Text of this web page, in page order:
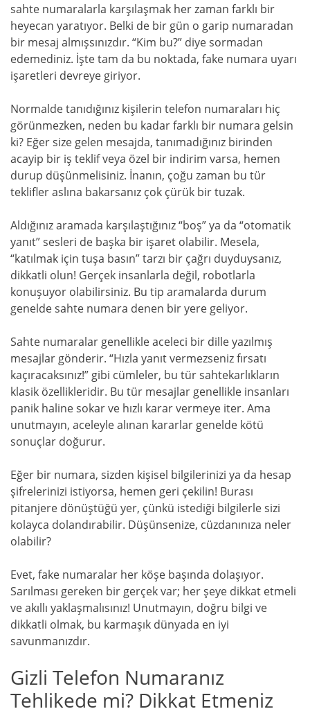
sahte numaralarla karşılaşmak her zaman farklı bir
heyecan yaratıyor. Belki de bir gün o garip numaradan
bir mesaj almışsınızdır. “Kim bu?” diye sormadan
edemediniz. İşte tam da bu noktada, fake numara uyarı
işaretleri devreye giriyor.
Normalde tanıdığınız kişilerin telefon numaraları hiç
görünmezken, neden bu kadar farklı bir numara gelsin
ki? Eğer size gelen mesajda, tanımadığınız birinden
acayip bir iş teklif veya özel bir indirim varsa, hemen
durup düşünmelisiniz. İnanın, çoğu zaman bu tür
teklifler aslına bakarsanız çok çürük bir tuzak.
Aldığınız aramada karşılaştığınız “boş” ya da “otomatik
yanıt” sesleri de başka bir işaret olabilir. Mesela,
“katılmak için tuşa basın” tarzı bir çağrı duyduysanız,
dikkatli olun! Gerçek insanlarla değil, robotlarla
konuşuyor olabilirsiniz. Bu tip aramalarda durum
genelde sahte numara denen bir yere geliyor.
Sahte numaralar genellikle aceleci bir dille yazılmış
mesajlar gönderir. “Hızla yanıt vermezseniz fırsatı
kaçıracaksınız!” gibi cümleler, bu tür sahtekarlıkların
klasik özellikleridir. Bu tür mesajlar genellikle insanları
panik haline sokar ve hızlı karar vermeye iter. Ama
unutmayın, aceleyle alınan kararlar genelde kötü
sonuçlar doğurur.
Eğer bir numara, sizden kişisel bilgilerinizi ya da hesap
şifrelerinizi istiyorsa, hemen geri çekilin! Burası
pitanjere dönüştüğü yer, çünkü istediği bilgilerle sizi
kolayca dolandırabilir. Düşünsenize, cüzdanınıza neler
olabilir?
Evet, fake numaralar her köşe başında dolaşıyor.
Sarılması gereken bir gerçek var; her şeye dikkat etmeli
ve akıllı yaklaşmalısınız! Unutmayın, doğru bilgi ve
dikkatli olmak, bu karmaşık dünyada en iyi
savunmanızdır.
Gizli Telefon Numaranız
Tehlikede mi? Dikkat Etmeniz